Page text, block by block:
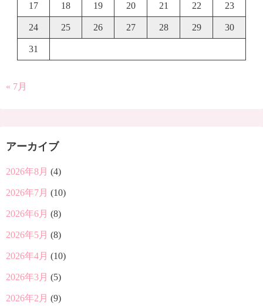
17 18 19 20 21 22 23
24 25 26 27 28 29 30
31
« 7月
アーカイブ
2026年8月 (4)
2026年7月 (10)
2026年6月 (8)
2026年5月 (8)
2026年4月 (10)
2026年3月 (5)
2026年2月 (9)